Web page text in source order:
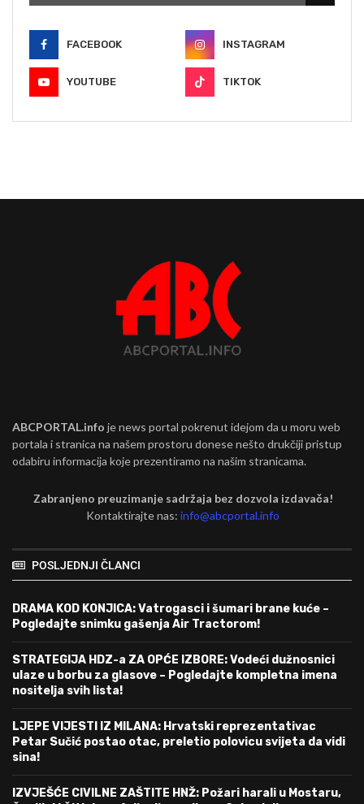
FACEBOOK INSTAGRAM
YOUTUBE TIKTOK
ABCPORTAL.info je news portal pokrenut idejom da u moru web
portala i stranica na našem prostoru donese nešto drukčiji pristup
odabiru informacija koje prezentiramo na našim stranicama.
Zabranjeno preuzimanje sadržaja bez dozvola izdavača!
Kontaktirajte nas:info@abcportal.info
POSLJEDNJI ČLANCI
DRAMA KOD KONJICA: Vatrogasci i šumari brane kuće –
Pogledajte snimku gašenja Air Tractorom!
STRATEGIJA HDZ-a ZA OPĆE IZBORE: Vodeći dužnosnici
ulaze u borbu za glasove – Pogledajte kompletna imena
nositelja svih lista!
LJEPE VIJESTI IZ MILANA: Hrvatski reprezentativac
Petar Sučić postao otac, preletio polovicu svijeta da vidi
sina!
IZVJEŠĆE CIVILNE ZAŠTITE HNŽ: Požari harali u Mostaru,